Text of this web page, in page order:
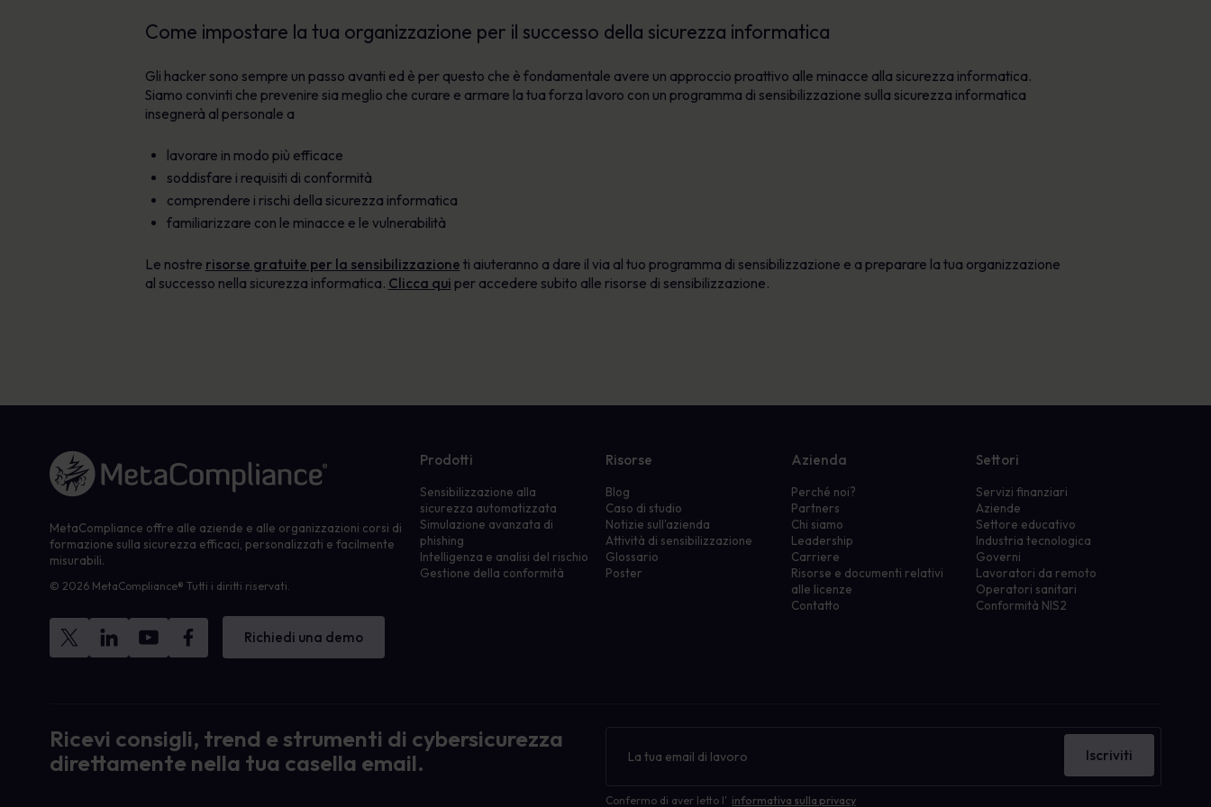
Come impostare la tua organizzazione per il successo della sicurezza informatica
Gli hacker sono sempre un passo avanti ed è per questo che è fondamentale avere un approccio proattivo alle minacce alla sicurezza informatica.
Siamo convinti che prevenire sia meglio che curare e armare la tua forza lavoro con un programma di sensibilizzazione sulla sicurezza informatica
insegnerà al personale a
lavorare in modo più efficace
soddisfare i requisiti di conformità
comprendere i rischi della sicurezza informatica
familiarizzare con le minacce e le vulnerabilità
Le nostre risorse gratuite per la sensibilizzazione ti aiuteranno a dare il via al tuo programma di sensibilizzazione e a preparare la tua organizzazione
al successo nella sicurezza informatica. Clicca qui per accedere subito alle risorse di sensibilizzazione.
Link alla homepage
MetaCompliance offre alle aziende e alle organizzazioni corsi di
formazione sulla sicurezza efficaci, personalizzati e facilmente
misurabili.
© 2026 MetaCompliance® Tutti i diritti riservati.
Richiedi una demo
Prodotti
Sensibilizzazione alla
sicurezza automatizzata
Simulazione avanzata di
phishing
Intelligenza e analisi del rischio
Gestione della conformità
Risorse
Blog
Caso di studio
Notizie sull'azienda
Attività di sensibilizzazione
Glossario
Poster
Azienda
Perché noi?
Partners
Chi siamo
Leadership
Carriere
Risorse e documenti relativi
alle licenze
Contatto
Settori
Servizi finanziari
Aziende
Settore educativo
Industria tecnologica
Governi
Lavoratori da remoto
Operatori sanitari
Conformità NIS2
Ricevi consigli, trend e strumenti di cybersicurezza
direttamente nella tua casella email.
Confermo di aver letto l' informativa sulla privacy
Iscriviti